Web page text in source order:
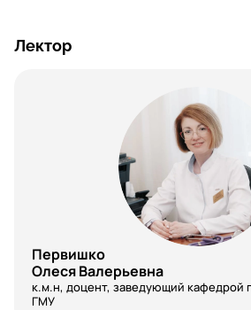
Лектор
Первишко
Олеся Валерьевна
к.м.н, доцент, заведующий кафедрой
ГМУ